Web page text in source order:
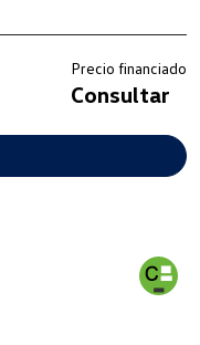
Precio financiado
Consultar